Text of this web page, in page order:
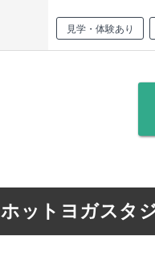
見学・体験あり
ホットヨガスタ